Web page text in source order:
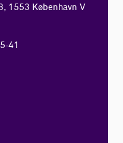
1553 København V
41